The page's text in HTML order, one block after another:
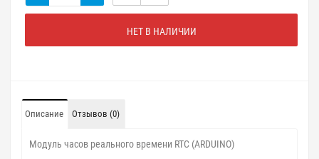
НЕТ В НАЛИЧИИ
Описание Отзывов (0)
Модуль часов реального времени RTC (ARDUINO)